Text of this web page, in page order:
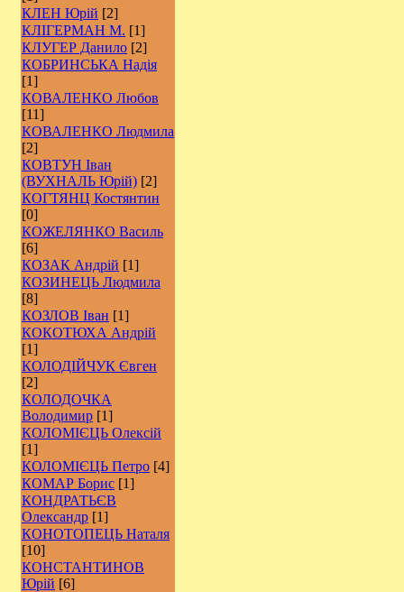
КЛЕН Юрій [2]
КЛІГЕРМАН М. [1]
КЛУГЕР Данило [2]
КОБРИНСЬКА Надія
[1]
КОВАЛЕНКО Любов
[11]
КОВАЛЕНКО Людмила
[2]
КОВТУН Іван
(ВУХНАЛЬ Юрій) [2]
КОГТЯНЦ Костянтин
[0]
КОЖЕЛЯНКО Василь
[6]
КОЗАК Андрій [1]
КОЗИНЕЦЬ Людмила
[8]
КОЗЛОВ Іван [1]
КОКОТЮХА Андрій
[1]
КОЛОДІЙЧУК Євген
[2]
КОЛОДОЧКА
Володимир [1]
КОЛОМІЄЦЬ Олексій
[1]
КОЛОМІЄЦЬ Петро [4]
КОМАР Борис [1]
КОНДРАТЬЄВ
Олександр [1]
КОНОТОПЕЦЬ Наталя
[10]
КОНСТАНТИНОВ
Юрій [6]